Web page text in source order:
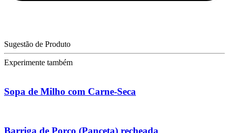
Sugestão de Produto
Experimente também
Sopa de Milho com Carne-Seca
Barriga de Porco (Panceta) recheada